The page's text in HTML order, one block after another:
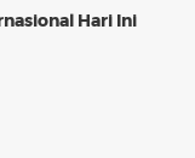
Hari Ini